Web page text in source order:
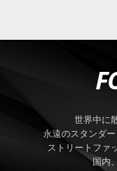
世界中に
永遠のスタンダ
ストリートファ
国内